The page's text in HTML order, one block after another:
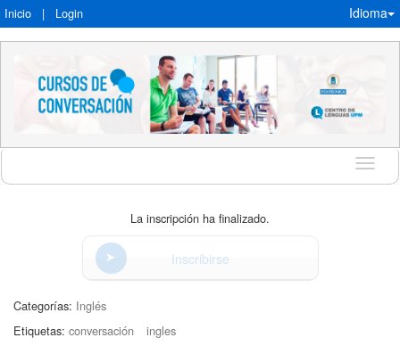
Inicio | Login Idioma
Idioma
La inscripción ha finalizado.
Inscribirse
Categorías: Inglés
Etiquetas: conversación ingles